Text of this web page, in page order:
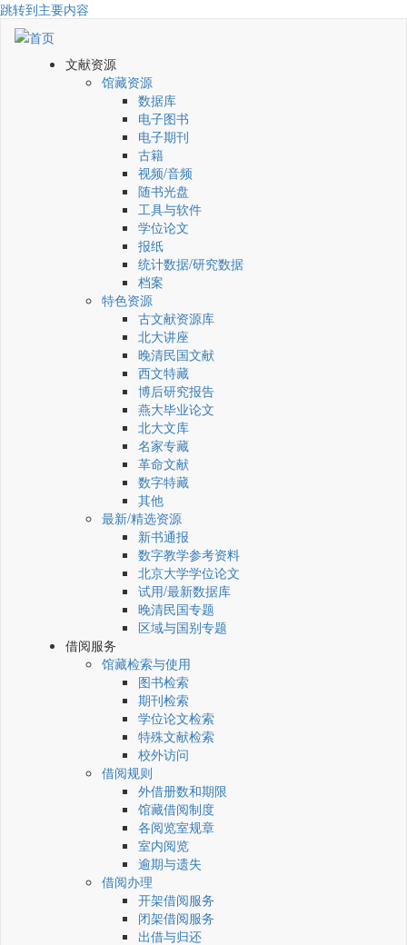
跳转到主要内容
文献资源
馆藏资源
数据库
电子图书
电子期刊
古籍
视频/音频
随书光盘
工具与软件
学位论文
报纸
统计数据/研究数据
档案
特色资源
古文献资源库
北大讲座
晚清民国文献
西文特藏
博后研究报告
燕大毕业论文
北大文库
名家专藏
革命文献
数字特藏
其他
最新/精选资源
新书通报
数字教学参考资料
北京大学学位论文
试用/最新数据库
晚清民国专题
区域与国别专题
借阅服务
馆藏检索与使用
图书检索
期刊检索
学位论文检索
特殊文献检索
校外访问
借阅规则
外借册数和期限
馆藏借阅制度
各阅览室规章
室内阅览
逾期与遗失
借阅办理
开架借阅服务
闭架借阅服务
出借与归还